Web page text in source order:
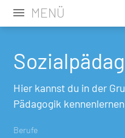
MENÜ
Hier kannst du in der
Pädagogik
Berufe